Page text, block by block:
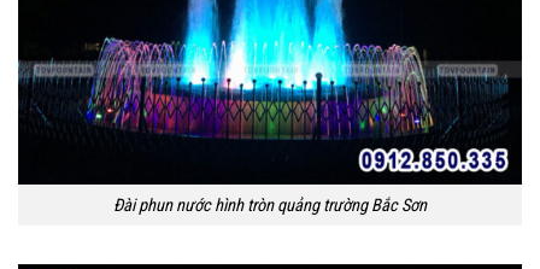
Đài phun nước hình tròn quảng trường Bắc Sơn